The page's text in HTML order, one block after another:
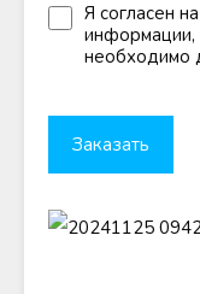
Я согласен
информации,
необходимо